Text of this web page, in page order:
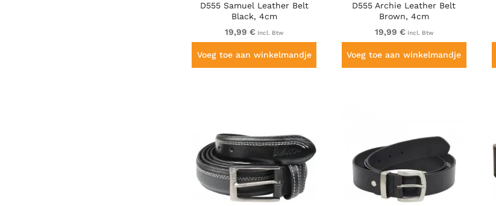
D555 Samuel Leather Belt
Black, 4cm
19,99 € Incl. Btw
Voeg toe aan winkelmandje
D555 Archie Leather Belt
Brown, 4cm
19,99 € Incl. Btw
Voeg toe aan winkelmandje